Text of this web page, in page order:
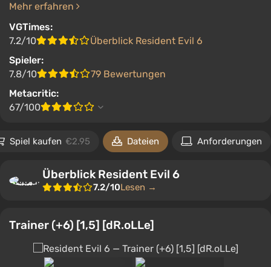
Mehr erfahren
VGTimes:
7.2/10
Überblick Resident Evil 6
Spieler:
7.8/10
79 Bewertungen
Metacritic:
67/100
Spiel kaufen €2.95 Dateien Anforderungen
Überblick Resident Evil 6
7.2/10Lesen →
Trainer (+6) [1,5] [dR.oLLe]